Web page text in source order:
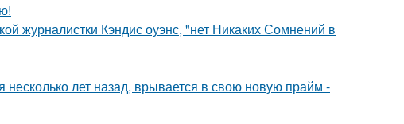
журналистки Кэндис оуэнс, "нет Никаких Сомнений в
лет назад, врывается в свою новую прайм -